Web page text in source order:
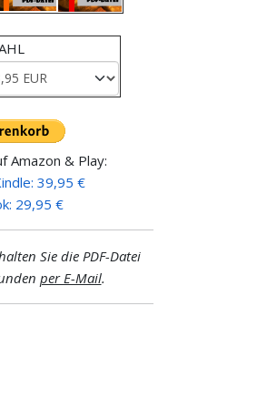
Amazon & Play:
39,95 €
29,95 €
Sie die PDF-Datei
per E-Mail.